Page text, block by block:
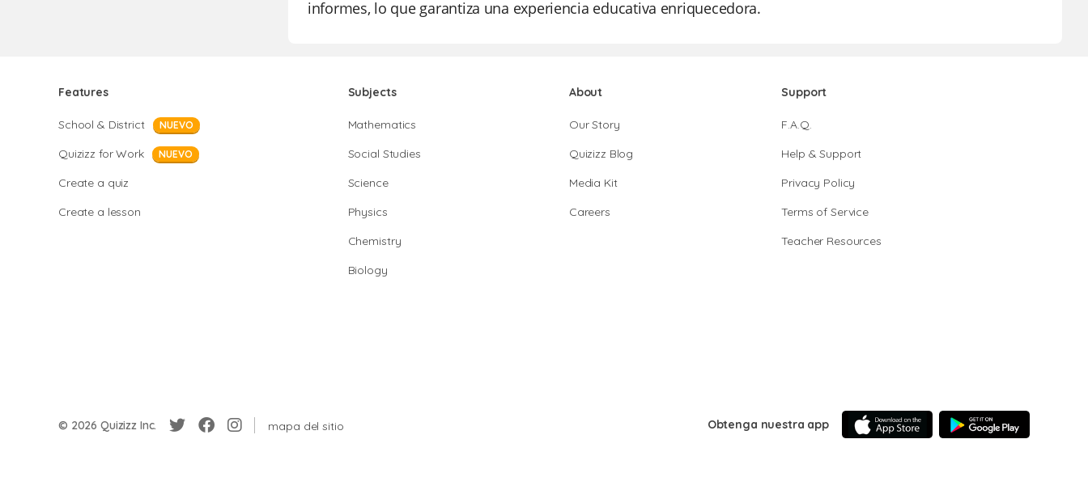
informes, lo que garantiza una experiencia educativa enriquecedora.
Features
School & District NUEVO
Quizizz for Work NUEVO
Create a quiz
Create a lesson
Subjects
Mathematics
Social Studies
Science
Physics
Chemistry
Biology
About
Our Story
Quizizz Blog
Media Kit
Careers
Support
F.A.Q.
Help & Support
Privacy Policy
Terms of Service
Teacher Resources
© 2026 Quizizz Inc. mapa del sitio Obtenga nuestra app